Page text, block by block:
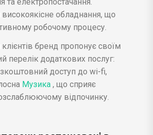
високоякісне обладнання, що
робочому процесу.
бренд пропонує своїм
перелік додаткових послуг:
доступ до wi-fi,
Музика , що сприяє
відпочинку.